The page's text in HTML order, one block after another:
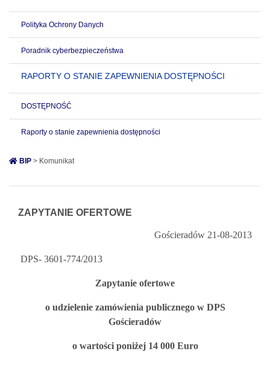
Polityka Ochrony Danych
Poradnik cyberbezpieczeństwa
RAPORTY O STANIE ZAPEWNIENIA DOSTĘPNOŚCI
DOSTĘPNOŚĆ
Raporty o stanie zapewnienia dostępności
BIP > Komunikat
ZAPYTANIE OFERTOWE
Gościeradów 21-08-2013
DPS- 3601-774/2013
Zapytanie ofertowe
o udzielenie zamówienia publicznego w DPS
Gościeradów
o wartości poniżej 14 000 Euro